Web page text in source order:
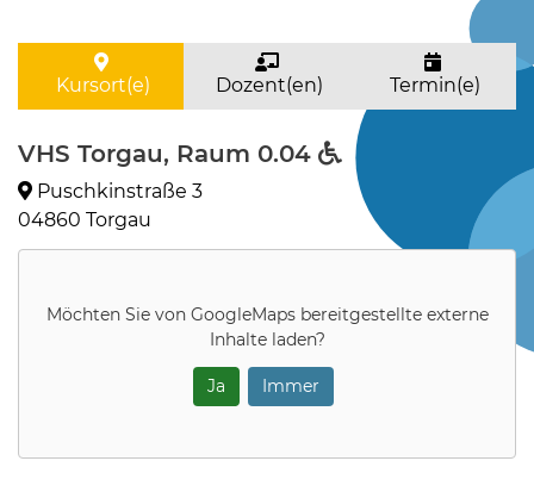
Kursort(e) Dozent(en) Termin(e)
VHS Torgau, Raum 0.04
Puschkinstraße 3
04860 Torgau
Möchten Sie von GoogleMapsbereitgestellte externe
Inhalte laden?
Ja Immer